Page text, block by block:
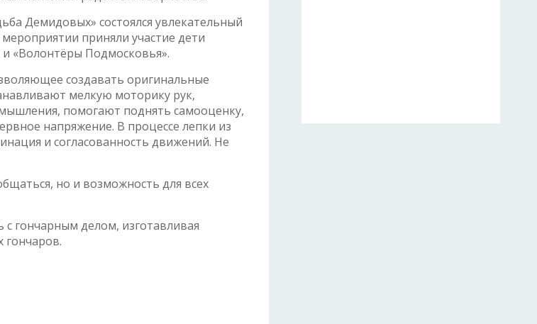
Демидовых» состоялся увлекательный
приняли участие дети
и «Волонтёры Подмосковья».
создавать оригинальные
мелкую моторику рук,
помогают поднять самооценку,
напряжение. В процессе лепки из
и согласованность движений. Не
но и возможность для всех
с гончарным делом, изготавливая